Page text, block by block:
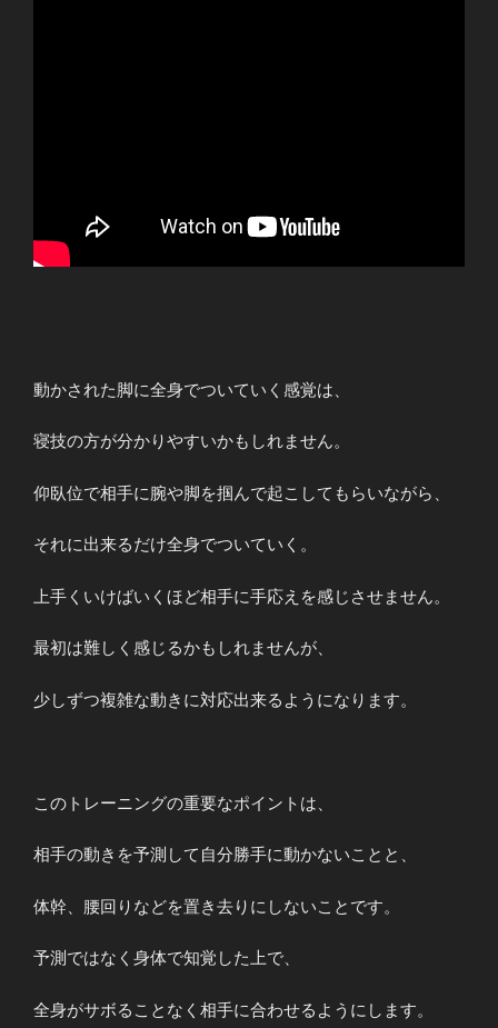
動かされた脚に全身でついていく感覚は、
寝技の方が分かりやすいかもしれません。
仰臥位で相手に腕や脚を掴んで起こしてもらいながら、
それに出来るだけ全身でついていく。
上手くいけばいくほど相手に手応えを感じさせません。
最初は難しく感じるかもしれませんが、
少しずつ複雑な動きに対応出来るようになります。
このトレーニングの重要なポイントは、
相手の動きを予測して自分勝手に動かないことと、
体幹、腰回りなどを置き去りにしないことです。
予測ではなく身体で知覚した上で、
全身がサボることなく相手に合わせるようにします。